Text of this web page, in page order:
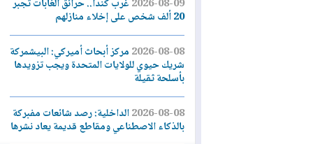
2026-08-09غرب كندا.. حرائق الغابات تجبر
2026-08-08مركز أبحاث أميركي: البيشمركة
شريك حيوي للولايات المتحدة ويجب تزويدها
بأسلحة ثقيلة
2026-08-08الداخلية: رصد شائعات مفبركة
بالذكاء الاصطناعي ومقاطع قديمة يعاد نشرها